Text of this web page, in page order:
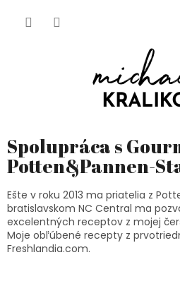
Spolupráca s
Potten&Pannen-
Ešte v roku 2013 ma priatelia z
bratislavskom NC Central ma
excelentných receptov z mojej
Moje obľúbené recepty z
Freshlandia.com.